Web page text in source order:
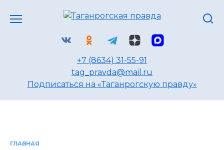
+7 (8634) 31-55-91
tag_pravda@mail.ru
Подписаться на «Таганрогскую правду»
ГЛАВНАЯ